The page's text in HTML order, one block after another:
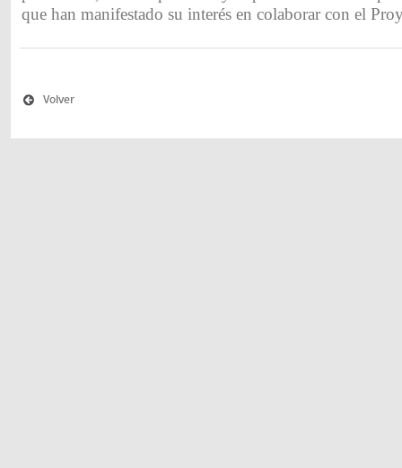
que han manifestado su interés en colaborar con el
Volver